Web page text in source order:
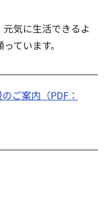
気に生活できるよ
ています。
ご案内（PDF：